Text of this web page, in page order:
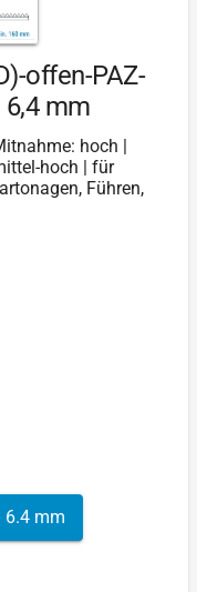
offen-PAZ-
mm
hoch |
hoch | für
Führen,
6.4 mm